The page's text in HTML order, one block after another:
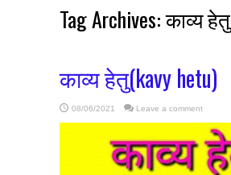
Tag Archives:काव्य हेतु
काव्य हेतु(kavy hetu)
08/06/2021 Leave a comment